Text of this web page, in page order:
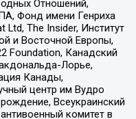
Отношений,
Фонд имени Генриха
Ltd, The Insider, Институт
и Восточной Европы,
Foundation, Канадский
Лорье,
Канады,
центр им Вудро
Всеукраинский
комитет в